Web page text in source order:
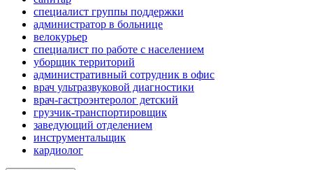
специалист группы поддержки
администратор в больнице
велокурьер
специалист по работе с населением
уборщик территорий
административный сотрудник в офис
врач ультразвуковой диагностики
врач-гастроэнтеролог детский
грузчик-транспортировщик
заведующий отделением
инструментальщик
кардиолог